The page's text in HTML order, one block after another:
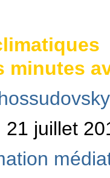
minutes
21 juillet